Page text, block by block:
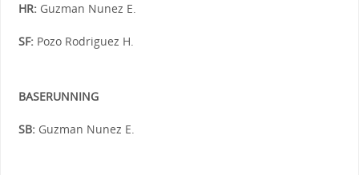
HR:Guzman Nunez E.
SF:Pozo Rodriguez H.
BASERUNNING
SB:Guzman Nunez E.